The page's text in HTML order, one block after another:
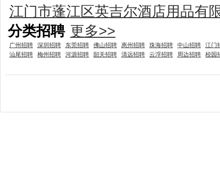
江门市蓬江区英吉尔酒店用品有
分类招聘 更多>>
广州招聘 深圳招聘 东莞招聘 佛山招聘 惠州招聘 珠海招聘 中山招聘
江门
汕尾招聘
梅州招聘 河源招聘 韶关招聘 清远招聘 云浮招聘 周边招聘 校园